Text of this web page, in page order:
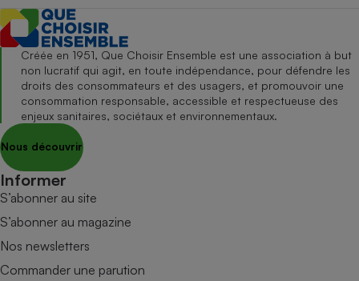
Créée en 1951, Que Choisir Ensemble est une association à but
non lucratif qui agit, en toute indépendance, pour défendre les
droits des consommateurs et des usagers, et promouvoir une
consommation responsable, accessible et respectueuse des
enjeux sanitaires, sociétaux et environnementaux.
Nous découvrir
Informer
S’abonner au site
S’abonner au magazine
Nos newsletters
Commander une parution